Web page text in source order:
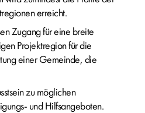
erreicht.
Zugang für eine breite
Projektregion für die
einer Gemeinde, die
zu möglichen
und Hilfsangeboten.